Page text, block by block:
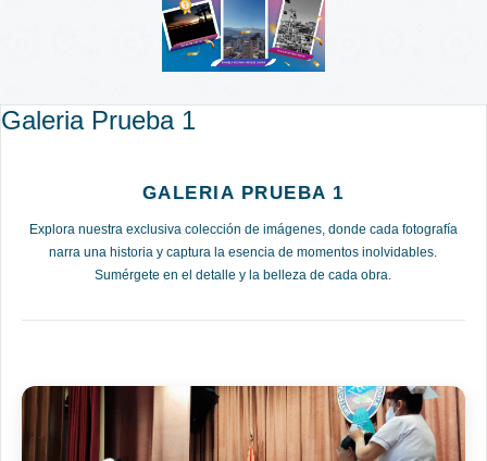
Galeria Prueba 1
GALERIA PRUEBA 1
Explora nuestra exclusiva colección de imágenes, donde cada fotografía
narra una historia y captura la esencia de momentos inolvidables.
Sumérgete en el detalle y la belleza de cada obra.